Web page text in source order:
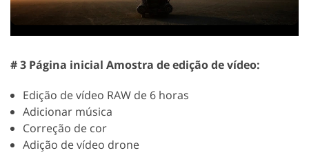
# 3 Página inicial Amostra de edição de vídeo:
Edição de vídeo RAW de 6 horas
Adicionar música
Correção de cor
Adição de vídeo drone